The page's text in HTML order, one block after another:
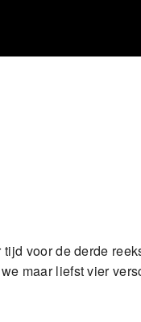
voor de derde
maar liefst vier